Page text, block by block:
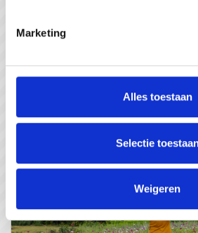
Marketing
Alles toestaan
Selectie
Weigeren
Strandpaviljoen de Piraat
Savoir plus